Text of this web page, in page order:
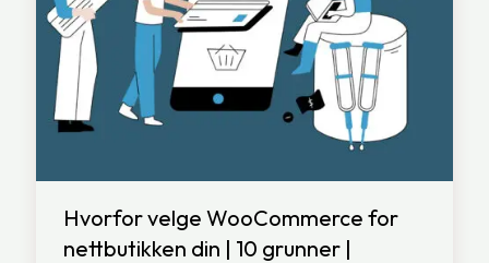
Hvorfor velge WooCommerce for
nettbutikken din | 10 grunner |